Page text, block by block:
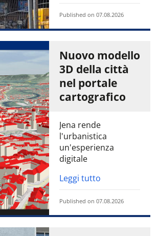
Published on 07.08.2026
Nuovo modello
3D della città
nel portale
cartografico
Jena rende
l'urbanistica
un'esperienza
digitale
Leggi tutto
Published on 07.08.2026